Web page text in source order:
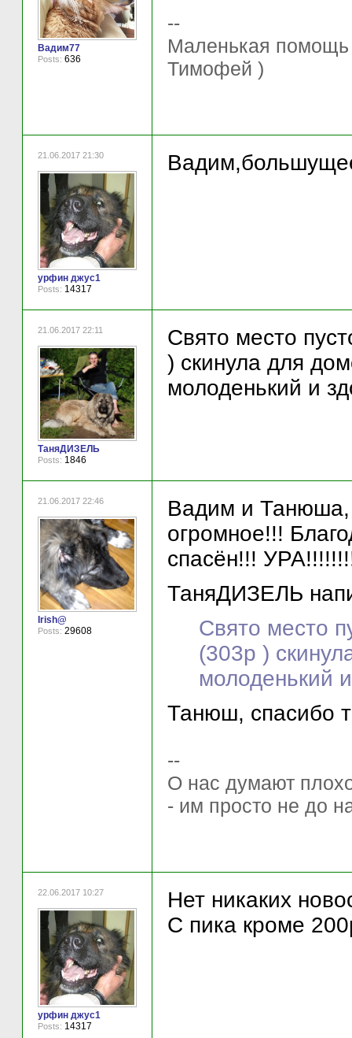
Вадим77
Posts: 636
--
Маленькая помощь
Тимофей )
21.06.2017 21:30
урфин джус1
Posts: 14317
21.06.2017 22:11
ТаняДИЗЕЛЬ
Posts: 1846
Свято место
) скинула для
молоденький и
21.06.2017 22:46
Irish@
Posts: 29608
Вадим и Танюша,
огромное!!!
спасён!!!
ТаняДИЗЕЛЬ
Свято место
(303р )
молоденький
Танюш, спасибо
--
О нас думают
- им просто не до
22.06.2017 10:27
урфин джус1
Posts: 14317
Нет никаких
С пика кроме